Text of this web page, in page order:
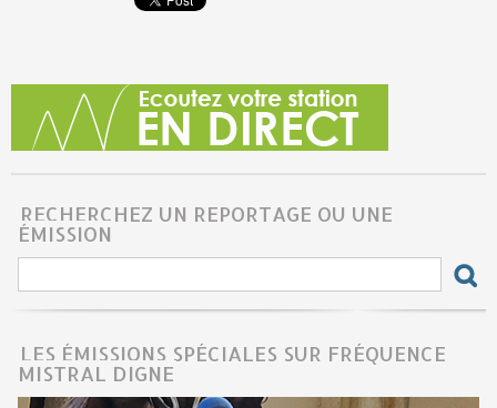
RECHERCHEZ UN REPORTAGE OU UNE
ÉMISSION
LES ÉMISSIONS SPÉCIALES SUR FRÉQUENCE
MISTRAL DIGNE